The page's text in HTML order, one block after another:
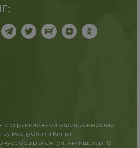
ограниченной ответсвенностью
Республики Кипр)
район, ул. Янгишахар, 13-